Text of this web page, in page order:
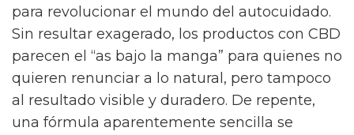
para revolucionar el mundo del autocuidado.
Sin resultar exagerado, los productos con CBD
parecen el “as bajo la manga” para quienes no
quieren renunciar a lo natural, pero tampoco
al resultado visible y duradero. De repente,
una fórmula aparentemente sencilla se